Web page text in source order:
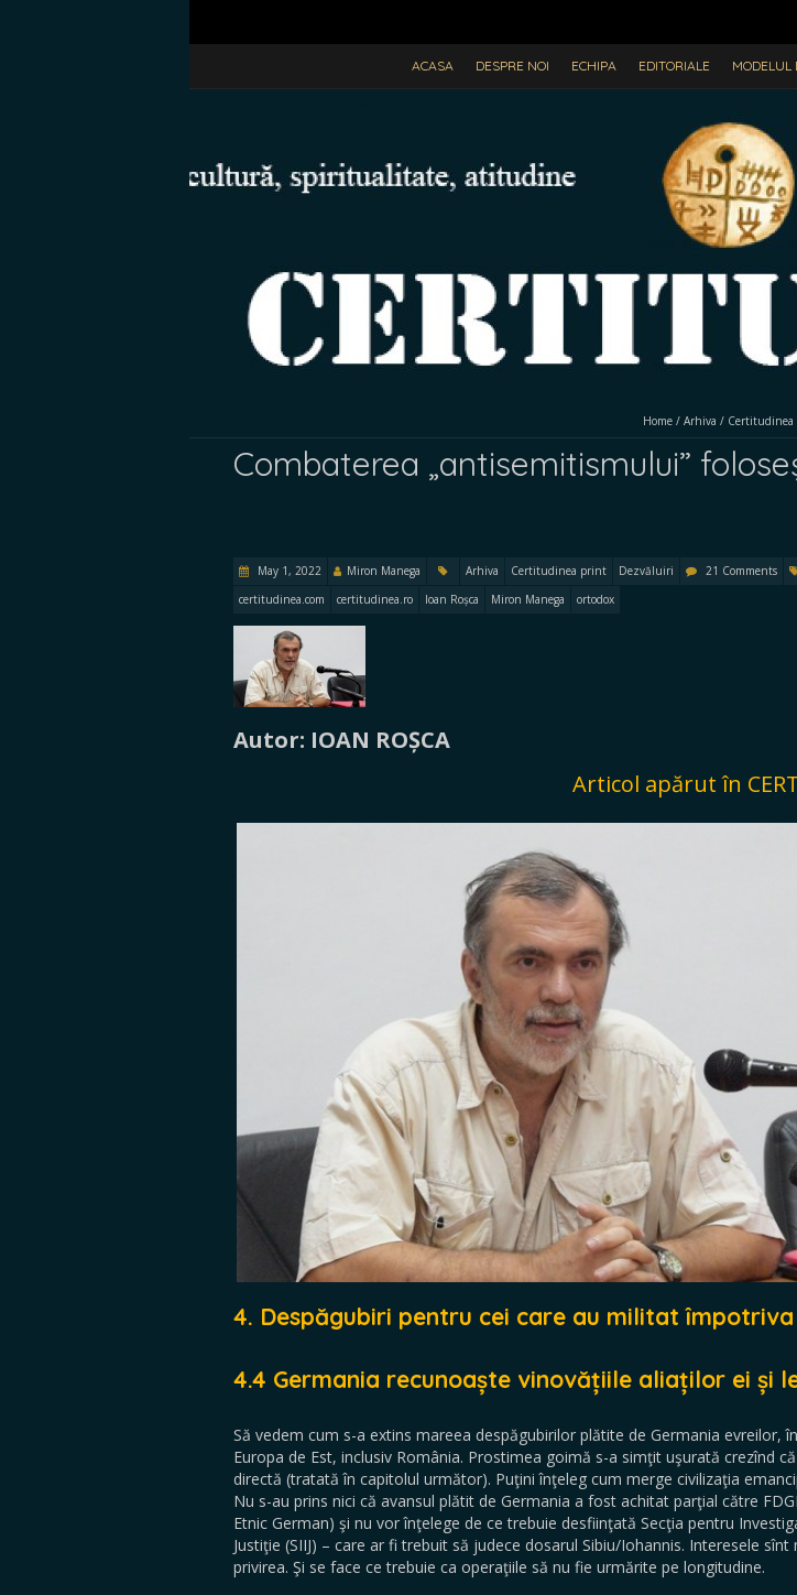
ACASA DESPRE NOI ECHIPA EDITORIALE MODELUL
Home / Arhiva /
Combaterea „antisemitismului”
May 1, 2022 Miron Manega Arhiva Certitudinea print Dezvăluiri 21 Comments
certitudinea.com
certitudinea.ro Ioan Roșca Miron Manega ortodox
Autor: IOAN ROȘCA
Articol apărut în
4. Despăgubiri pentru cei care au militat împotriva
4.4 Germania recunoaște vinovățiile aliaților ei și
Să vedem cum s-a extins mareea despăgubirilor plătite de Germania evreilor,
Europa de Est, inclusiv România. Prostimea goimă s-a simţit uşurată crezînd
directă (tratată în capitolul următor). Puţini înţeleg cum merge civilizaţia
Nu s-au prins nici că avansul plătit de Germania a fost achitat parţial către
Etnic German) şi nu vor înţelege de ce trebuie desfiinţată Secţia pentru
Justiţie (SIIJ) – care ar fi trebuit să judece dosarul Sibiu/Iohannis. Interesele
privirea. Şi se face ce trebuie ca operaţiile să nu fie urmărite pe longitudine.